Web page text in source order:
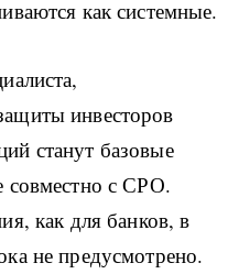
как системные.
инвесторов
станут базовые
совместно с СРО.
как для банков, в
не предусмотрено.